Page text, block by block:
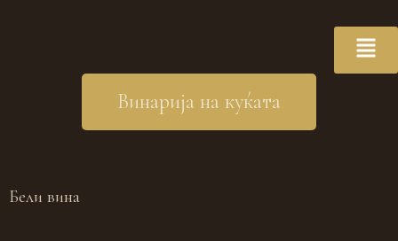
Винарија на куќата
Бели вина